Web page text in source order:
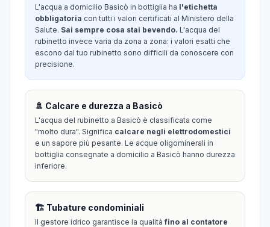
L'acqua a domicilio Basicò in bottiglia ha l'etichetta
obbligatoria con tutti i valori certificati al Ministero della
Salute. Sai sempre cosa stai bevendo. L'acqua del
rubinetto invece varia da zona a zona: i valori esatti che
escono dal tuo rubinetto sono difficili da conoscere con
precisione.
🚿 Calcare e durezza a Basicò
L'acqua del rubinetto a Basicò è classificata come
"molto dura". Significa calcare negli elettrodomestici
e un sapore più pesante. Le acque oligominerali in
bottiglia consegnate a domicilio a Basicò hanno durezza
inferiore.
🏗️ Tubature condominiali
Il gestore idrico garantisce la qualitàfino al contatore